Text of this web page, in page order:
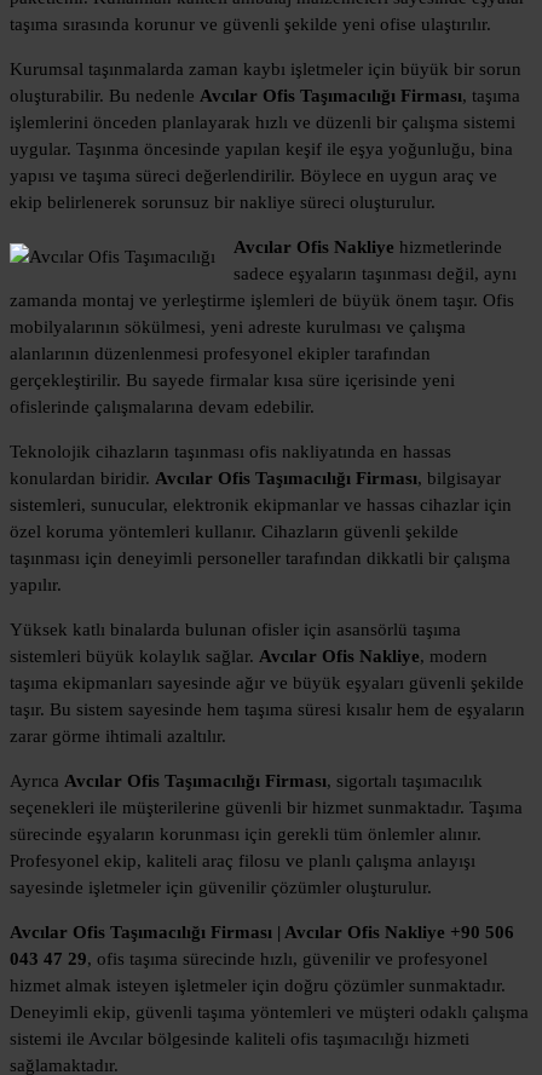
taşıma sırasında korunur ve güvenli şekilde yeni ofise ulaştırılır.
Kurumsal taşınmalarda zaman kaybı işletmeler için büyük bir sorun
oluşturabilir. Bu nedenle Avcılar Ofis Taşımacılığı Firması, taşıma
işlemlerini önceden planlayarak hızlı ve düzenli bir çalışma sistemi
uygular. Taşınma öncesinde yapılan keşif ile eşya yoğunluğu, bina
yapısı ve taşıma süreci değerlendirilir. Böylece en uygun araç ve
ekip belirlenerek sorunsuz bir nakliye süreci oluşturulur.
Avcılar Ofis Nakliye hizmetlerinde
sadece eşyaların taşınması değil, aynı
zamanda montaj ve yerleştirme işlemleri de büyük önem taşır. Ofis
mobilyalarının sökülmesi, yeni adreste kurulması ve çalışma
alanlarının düzenlenmesi profesyonel ekipler tarafından
gerçekleştirilir. Bu sayede firmalar kısa süre içerisinde yeni
ofislerinde çalışmalarına devam edebilir.
Teknolojik cihazların taşınması ofis nakliyatında en hassas
konulardan biridir. Avcılar Ofis Taşımacılığı Firması, bilgisayar
sistemleri, sunucular, elektronik ekipmanlar ve hassas cihazlar için
özel koruma yöntemleri kullanır. Cihazların güvenli şekilde
taşınması için deneyimli personeller tarafından dikkatli bir çalışma
yapılır.
Yüksek katlı binalarda bulunan ofisler için asansörlü taşıma
sistemleri büyük kolaylık sağlar. Avcılar Ofis Nakliye, modern
taşıma ekipmanları sayesinde ağır ve büyük eşyaları güvenli şekilde
taşır. Bu sistem sayesinde hem taşıma süresi kısalır hem de eşyaların
zarar görme ihtimali azaltılır.
Ayrıca Avcılar Ofis Taşımacılığı Firması, sigortalı taşımacılık
seçenekleri ile müşterilerine güvenli bir hizmet sunmaktadır. Taşıma
sürecinde eşyaların korunması için gerekli tüm önlemler alınır.
Profesyonel ekip, kaliteli araç filosu ve planlı çalışma anlayışı
sayesinde işletmeler için güvenilir çözümler oluşturulur.
Avcılar Ofis Taşımacılığı Firması | Avcılar Ofis Nakliye +90 506
043 47 29, ofis taşıma sürecinde hızlı, güvenilir ve profesyonel
hizmet almak isteyen işletmeler için doğru çözümler sunmaktadır.
Deneyimli ekip, güvenli taşıma yöntemleri ve müşteri odaklı çalışma
sistemi ile Avcılar bölgesinde kaliteli ofis taşımacılığı hizmeti
sağlamaktadır.